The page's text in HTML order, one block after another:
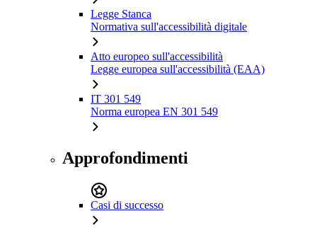
Legge Stanca
Normativa sull'accessibilità digitale
Atto europeo sull'accessibilità
Legge europea sull'accessibilità (EAA)
IT 301 549
Norma europea EN 301 549
Approfondimenti
Casi di successo